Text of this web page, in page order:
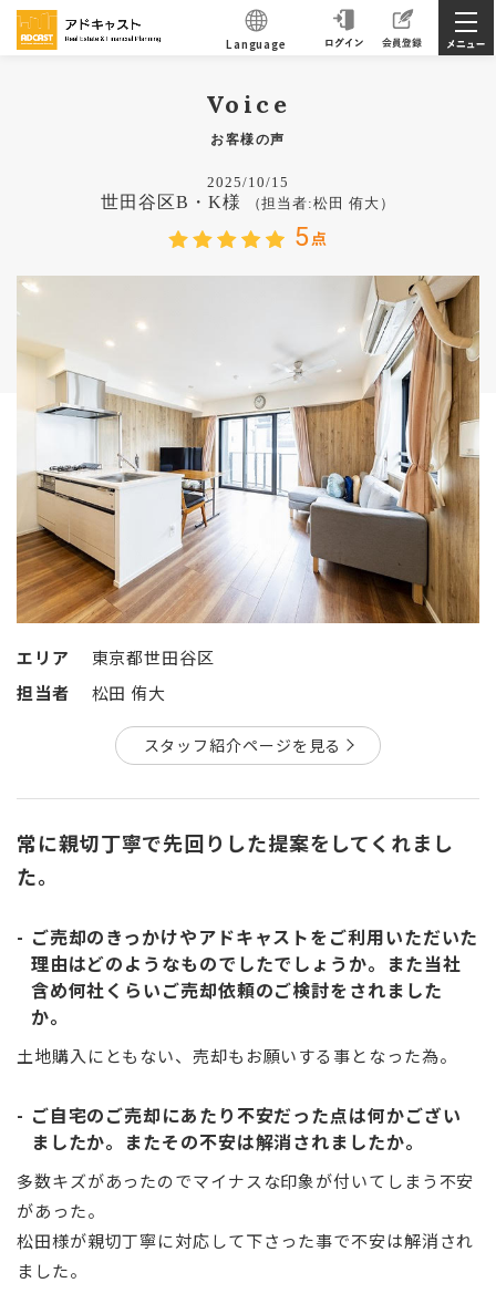
Language
Voice
お客様の声
2025/10/15
世田谷区B・K様 （担当者:松田 侑大）
5点
エリア
東京都世田谷区
担当者
松田 侑大
スタッフ紹介ページを見る
常に親切丁寧で先回りした提案をしてくれまし
た。
ご売却のきっかけやアドキャストをご利用いただいた
理由はどのようなものでしたでしょうか。また当社
含め何社くらいご売却依頼のご検討をされました
か。
土地購入にともない、売却もお願いする事となった為。
ご自宅のご売却にあたり不安だった点は何かござい
ましたか。またその不安は解消されましたか。
多数キズがあったのでマイナスな印象が付いてしまう不安
があった。
松田様が親切丁寧に対応して下さった事で不安は解消され
ました。